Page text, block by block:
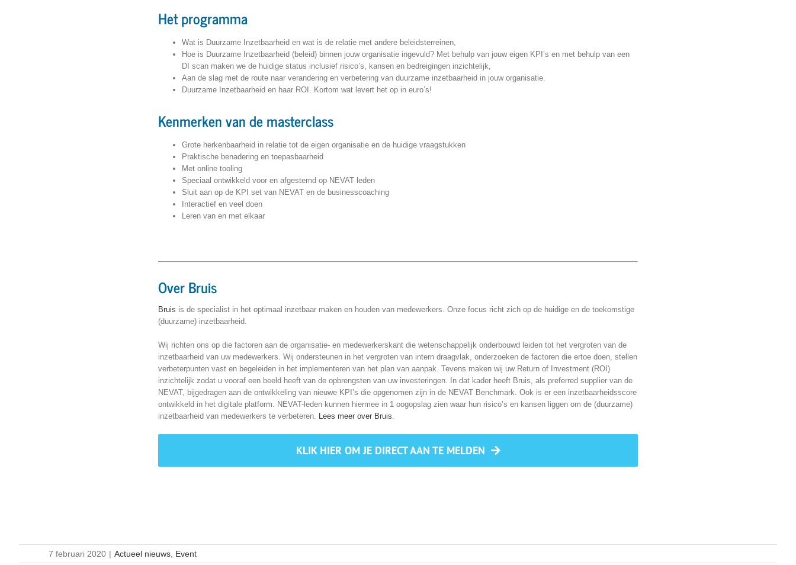
Het programma
Wat is Duurzame Inzetbaarheid en wat is de relatie met andere beleidsterreinen,
Hoe is Duurzame Inzetbaarheid (beleid) binnen jouw organisatie ingevuld? Met behulp van jouw eigen KPI’s en met behulp van een
DI scan maken we de huidige status inclusief risico’s, kansen en bedreigingen inzichtelijk,
Aan de slag met de route naar verandering en verbetering van duurzame inzetbaarheid in jouw organisatie.
Duurzame Inzetbaarheid en haar ROI. Kortom wat levert het op in euro’s!
Kenmerken van de masterclass
Grote herkenbaarheid in relatie tot de eigen organisatie en de huidige vraagstukken
Praktische benadering en toepasbaarheid
Met online tooling
Speciaal ontwikkeld voor en afgestemd op NEVAT leden
Sluit aan op de KPI set van NEVAT en de businesscoaching
Interactief en veel doen
Leren van en met elkaar
Over Bruis
Bruis is de specialist in het optimaal inzetbaar maken en houden van medewerkers. Onze focus richt zich op de huidige en de toekomstige
(duurzame) inzetbaarheid.
Wij richten ons op die factoren aan de organisatie- en medewerkerskant die wetenschappelijk onderbouwd leiden tot het vergroten van de
inzetbaarheid van uw medewerkers. Wij ondersteunen in het vergroten van intern draagvlak, onderzoeken de factoren die ertoe doen, stellen
verbeterpunten vast en begeleiden in het implementeren van het plan van aanpak. Tevens maken wij uw Return of Investment (ROI)
inzichtelijk zodat u vooraf een beeld heeft van de opbrengsten van uw investeringen. In dat kader heeft Bruis, als preferred supplier van de
NEVAT, bijgedragen aan de ontwikkeling van nieuwe KPI’s die opgenomen zijn in de NEVAT Benchmark. Ook is er een inzetbaarheidsscore
ontwikkeld in het digitale platform. NEVAT-leden kunnen hiermee in 1 oogopslag zien waar hun risico’s en kansen liggen om de (duurzame)
inzetbaarheid van medewerkers te verbeteren.
Lees meer over Bruis
KLIK HIER OM JE DIRECT AAN TE MELDEN
7 februari 2020 | Actueel nieuws Event